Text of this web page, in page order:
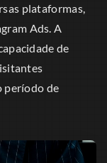
plataformas,
Ads. A
de
período de